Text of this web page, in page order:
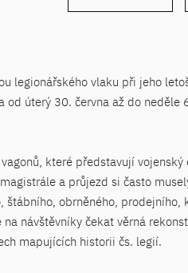
legionářského vlaku při jeho
od úterý 30. června až do
které představují
a průjezd si často
obrněného,
na návštěvníky čekat věrná
mapujících historii čs. legií.